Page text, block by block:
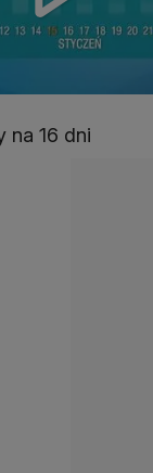
na 16 dni